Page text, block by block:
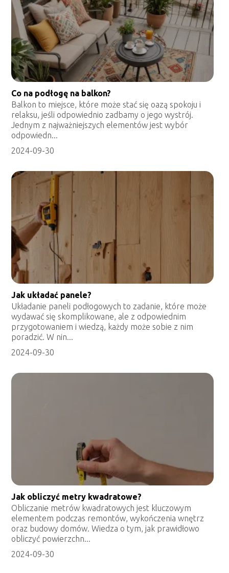
Co na podłogę na balkon?
Balkon to miejsce, które może stać się oazą spokoju i
relaksu, jeśli odpowiednio zadbamy o jego wystrój.
Jednym z najważniejszych elementów jest wybór
odpowiedn...
2024-09-30
Jak układać panele?
Układanie paneli podłogowych to zadanie, które może
wydawać się skomplikowane, ale z odpowiednim
przygotowaniem i wiedzą, każdy może sobie z nim
poradzić. W nin...
2024-09-30
Jak obliczyć metry kwadratowe?
Obliczanie metrów kwadratowych jest kluczowym
elementem podczas remontów, wykończenia wnętrz
oraz budowy domów. Wiedza o tym, jak prawidłowo
obliczyć powierzchn...
2024-09-30